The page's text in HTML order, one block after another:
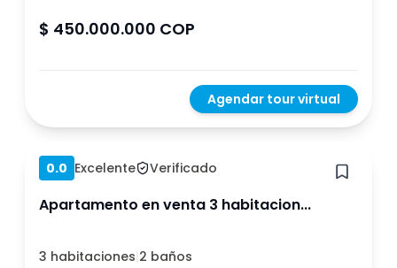
$ 450.000.000 COP
Agendar tour virtual
Hace 1 año
0.0 Excelente Verificado
Apartamento en venta 3 habitacion...
3 habitaciones|2 baños